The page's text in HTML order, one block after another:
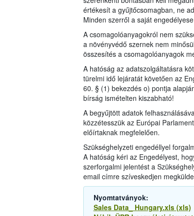
értékesít a gyűjtőcsomagban, ne
Minden szerről a saját
A csomagolóanyagokról nem
a növényvédő szernek nem
összesítés a csomagolóanyagok
A hatóság az adatszolgáltatásra
türelmi idő lejáratát követően az
60. § (1) bekezdés o) pontja
bírság ismételten kiszabható!
A begyűjtött adatok
közzétesszük az Európai
előírtaknak megfelelően.
Szükséghelyzeti engedéllyel
A hatóság kéri az Engedélyest,
szerforgalmi jelentést a
email címre szíveskedjen
Nyomtatványok:
Sales Data_ Hungary.xls (xls)